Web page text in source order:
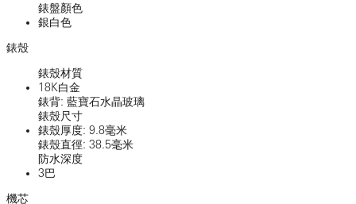
錶盤顏色
銀白色
錶殼
錶殼材質
18K白金
錶背: 藍寶石水晶玻璃
錶殼尺寸
錶殼厚度: 9.8毫米
錶殼直徑: 38.5毫米
防水深度
3巴
機芯